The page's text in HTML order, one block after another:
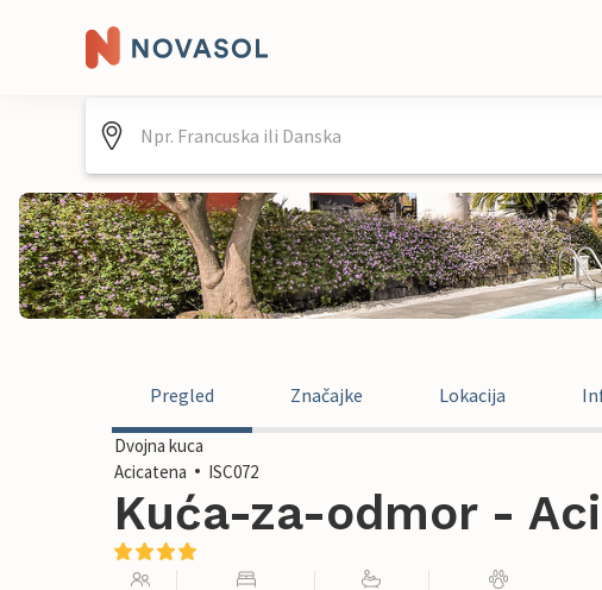
Pregled Značajke Lokacija
Dvojna kuca
Acicatena
ISC072
Kuća-za-odmor -